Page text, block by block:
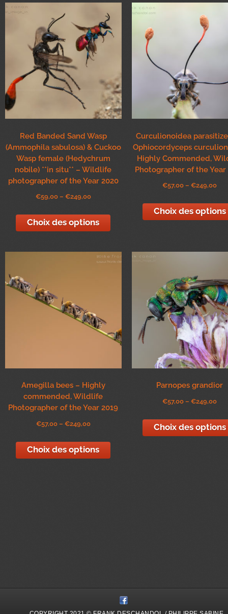
Red Banded Sand Wasp
(Ammophila sabulosa) & Cuckoo
Wasp female (Hedychrum
nobile) **in situ** – Wildlife
photographer of the Year 2020
€59,00– €249,00
Choix des options
Curculionoidea
Ophiocordyceps
Highly Commended,
Photographer of the Year
€57,00 –€249,00
Choix des options
Amegilla bees – Highly
commended, Wildlife
Photographer of the Year 2019
€57,00– €249,00
Choix des options
Parnopes grandior
€57,00 –€249,00
Choix des options